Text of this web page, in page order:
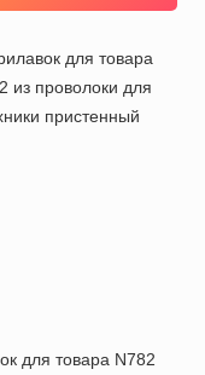
для товара N782